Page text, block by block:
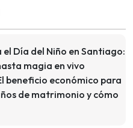
Día del Niño en Santiago:
magia en vivo
beneficio económico para
de matrimonio y cómo